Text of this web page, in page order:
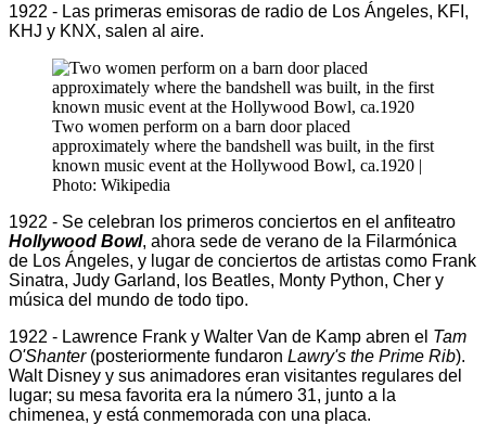
1922 - Las primeras emisoras de radio de Los Ángeles, KFI,
KHJ y KNX, salen al aire.
Two women perform on a barn door placed
approximately where the bandshell was built, in the first
known music event at the Hollywood Bowl, ca.1920 |
Photo: Wikipedia
1922 - Se celebran los primeros conciertos en el anfiteatro
Hollywood Bowl, ahora sede de verano de la Filarmónica
de Los Ángeles, y lugar de conciertos de artistas como Frank
Sinatra, Judy Garland, los Beatles, Monty Python, Cher y
música del mundo de todo tipo.
1922 - Lawrence Frank y Walter Van de Kamp abren el Tam
O'Shanter(posteriormente fundaron Lawry's the Prime Rib).
Walt Disney y sus animadores eran visitantes regulares del
lugar; su mesa favorita era la número 31, junto a la
chimenea, y está conmemorada con una placa.